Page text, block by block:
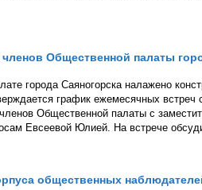
членов Общественной палаты
города Саяногорска налажено
график ежемесячных
Общественной палаты с
Евсеевой Юлией. На встрече
общественных